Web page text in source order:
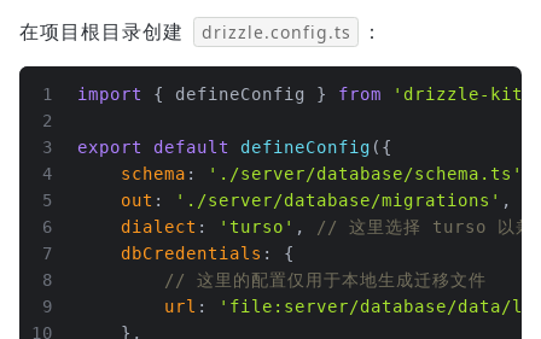
在项目根目录创建
drizzle.config.ts ：
1
2
3
4
5
6
7
8
9
10
import { defineConfig } from 'drizzle-kit'
export default defineConfig ({
schema : './server/database/schema.ts'
out : './server/database/migrations' ,
dialect : 'turso' ,
// 这里选择 turso 以兼
dbCredentials : {
// 这里的配置仅用于本地生成迁移文件
url :
'file:server/database/data/
    },